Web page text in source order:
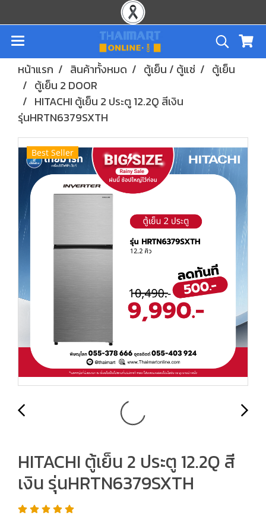
หน้าแรก สินค้าทั้งหมด ตู้เย็น / ตู้แช่
ตู้เย็น
ตู้เย็น 2 DOOR
HITACHI ตู้เย็น 2 ประตู 12.2Q สีเงิน
รุ่นHRTN6379SXTH
Best Seller
HITACHI ตู้เย็น 2 ประตู 12.2Q สี
เงิน รุ่นHRTN6379SXTH